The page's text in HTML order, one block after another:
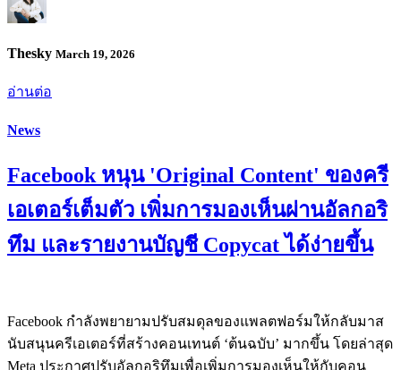
Thesky March 19, 2026
อ่านต่อ
News
Facebook หนุน 'Original Content' ของครี
เอเตอร์เต็มตัว เพิ่มการมองเห็นผ่านอัลกอริ
ทึม และรายงานบัญชี Copycat ได้ง่ายขึ้น
Facebook กำลังพยายามปรับสมดุลของแพลตฟอร์มให้กลับมาส
นับสนุนครีเอเตอร์ที่สร้างคอนเทนต์ ‘ต้นฉบับ’ มากขึ้น โดยล่าสุด
Meta ประกาศปรับอัลกอริทึมเพื่อเพิ่มการมองเห็นให้กับคอน